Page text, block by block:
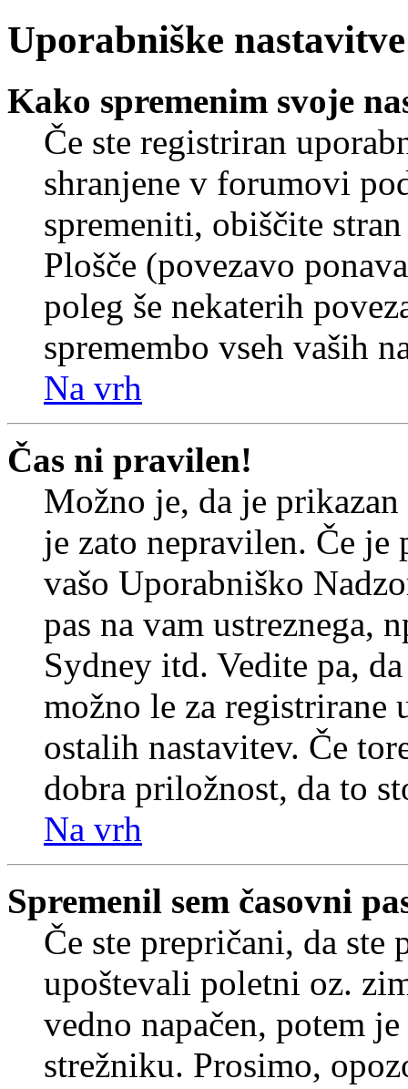
Uporabniške nastavitve
Kako spremenim svoje
Če ste registriran
shranjene v forumovi
spremeniti, obiščite
Plošče (povezavo
poleg še nekaterih
spremembo vseh vaših
Na vrh
Čas ni pravilen!
Možno je, da je prikazan
je zato nepravilen. Če
vašo Uporabniško
pas na vam ustreznega,
Sydney itd. Vedite pa,
možno le za registrirane
ostalih nastavitev. Če
dobra priložnost, da to
Na vrh
Spremenil sem časovni
Če ste prepričani, da
upoštevali poletni oz.
vedno napačen, potem
strežniku. Prosimo,